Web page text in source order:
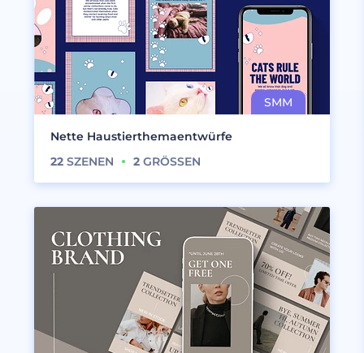
Nette Haustierthemaentwürfe
22 SZENEN 2 GRÖSSEN